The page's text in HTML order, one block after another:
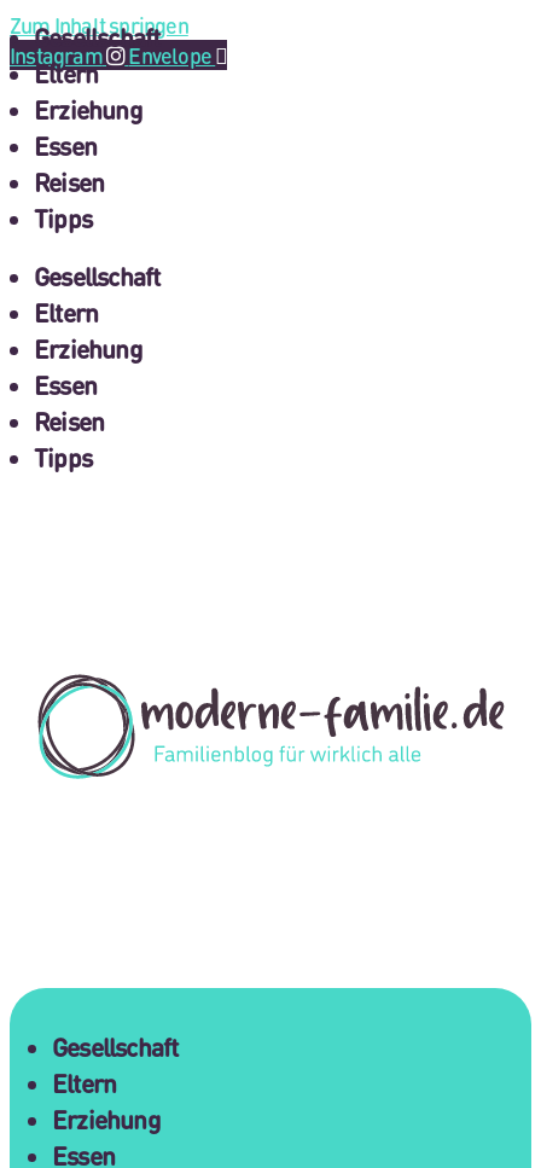
Zum Inhalt springen
Instagram
Envelope
Gesellschaft
Eltern
Erziehung
Essen
Reisen
Tipps
Gesellschaft
Eltern
Erziehung
Essen
Reisen
Tipps
Gesellschaft
Eltern
Erziehung
Essen